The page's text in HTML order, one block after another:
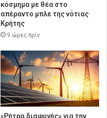
κόσμημα με θέα στο
απέραντο μπλε της νότιας
Κρήτης
9 ώρες πρίν
«Ρήτρα διαφυγής» για την